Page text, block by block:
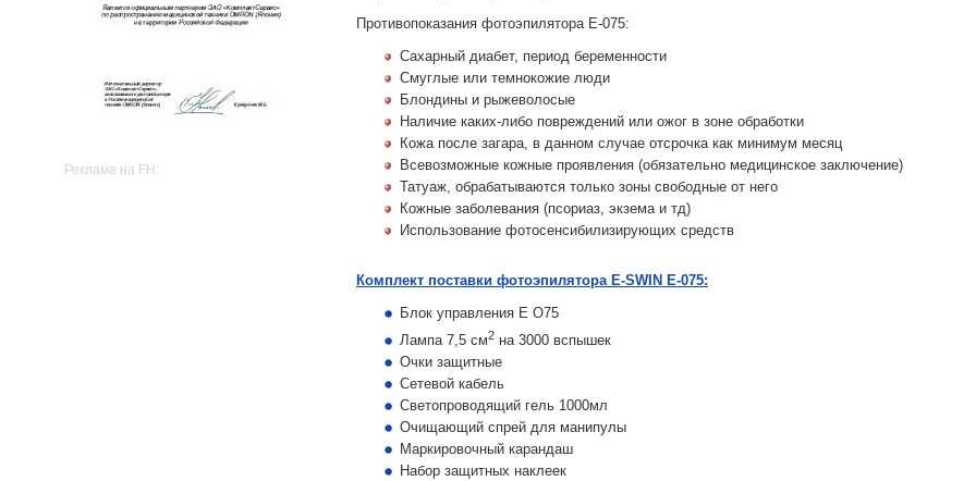
Реклама на FH:
Противопоказания фотоэпилятора Е-075:
Сахарный диабет, период беременности
Смуглые или темнокожие люди
Блондины и рыжеволосые
Наличие каких-либо повреждений или ожог в зоне обработки
Кожа после загара, в данном случае отсрочка как минимум месяц
Всевозможные кожные проявления (обязательно медицинское заключение)
Татуаж, обрабатываются только зоны свободные от него
Кожные заболевания (псориаз, экзема и тд)
Использование фотосенсибилизирующих средств
Комплект поставки фотоэпилятора E-SWIN E-075:
Блок управления E О75
Лампа 7,5 см2 на 3000 вспышек
Очки защитные
Сетевой кабель
Светопроводящий гель 1000мл
Очищающий спрей для манипулы
Маркировочный карандаш
Набор защитных наклеек